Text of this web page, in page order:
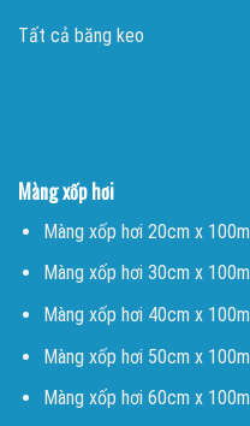
Tất cả băng keo
Màng xốp hơi
Màng xốp hơi 20cm x 100m
Màng xốp hơi 30cm x 100m
Màng xốp hơi 40cm x 100m
Màng xốp hơi 50cm x 100m
Màng xốp hơi 60cm x 100m